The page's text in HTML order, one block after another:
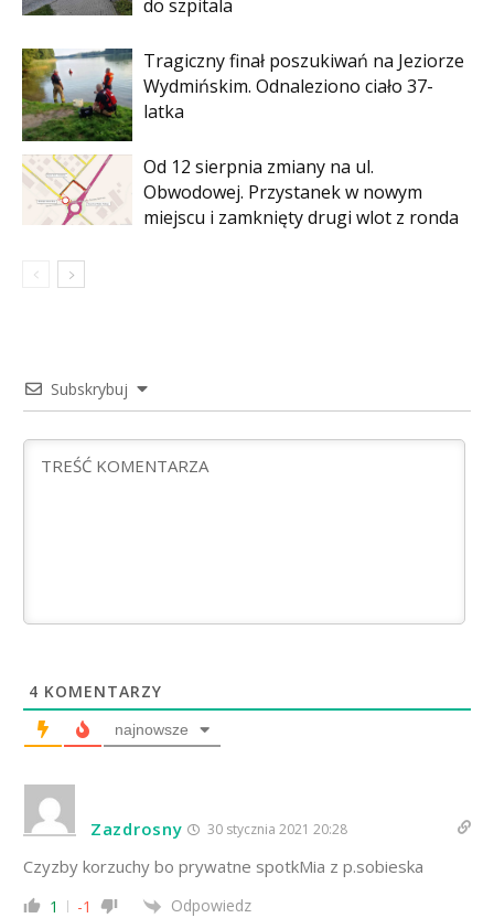
do szpitala
Tragiczny finał poszukiwań na Jeziorze
Wydmińskim. Odnaleziono ciało 37-
latka
Od 12 sierpnia zmiany na ul.
Obwodowej. Przystanek w nowym
miejscu i zamknięty drugi wlot z ronda
Subskrybuj
4 KOMENTARZY
najnowsze
Zazdrosny 30 stycznia 2021 20:28
Czyzby korzuchy bo prywatne spotkMia z p.sobieska
1 -1 Odpowiedz